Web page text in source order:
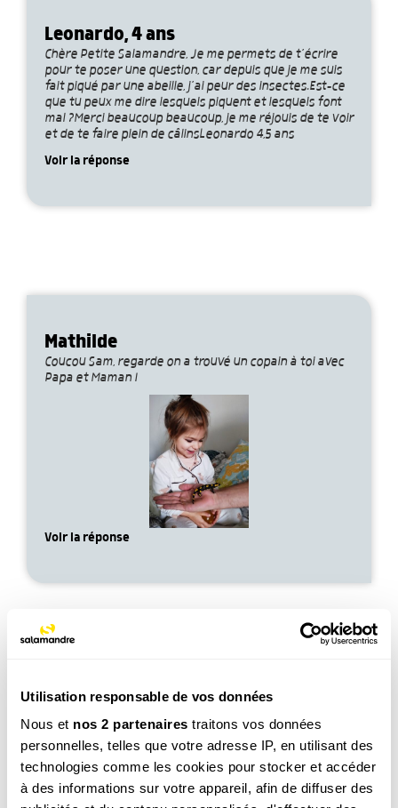
Utilisation responsable de vos données
Nous et nos 2 partenaires traitons vos données
personnelles, telles que votre adresse IP, en utilisant des
technologies comme les cookies pour stocker et accéder
à des informations sur votre appareil, afin de diffuser des
Leonardo, 4 ans
Chère Petite Salamandre, Je me permets de t’écrire
pour te poser une question, car depuis que je me suis
fait piqué par une abeille, j’ai peur des insectes.Est-ce
que tu peux me dire lesquels piquent et lesquels font
mal ?Merci beaucoup beaucoup, je me réjouis de te voir
et de te faire plein de câlinsLeonardo 4,5 ans
Voir la réponse
Mathilde
Coucou Sam, regarde on a trouvé un copain à toi avec
Papa et Maman !
Voir la réponse
Léo, 6 ans
Est-ce que les fourmis elles dorment ?
Voir la réponse